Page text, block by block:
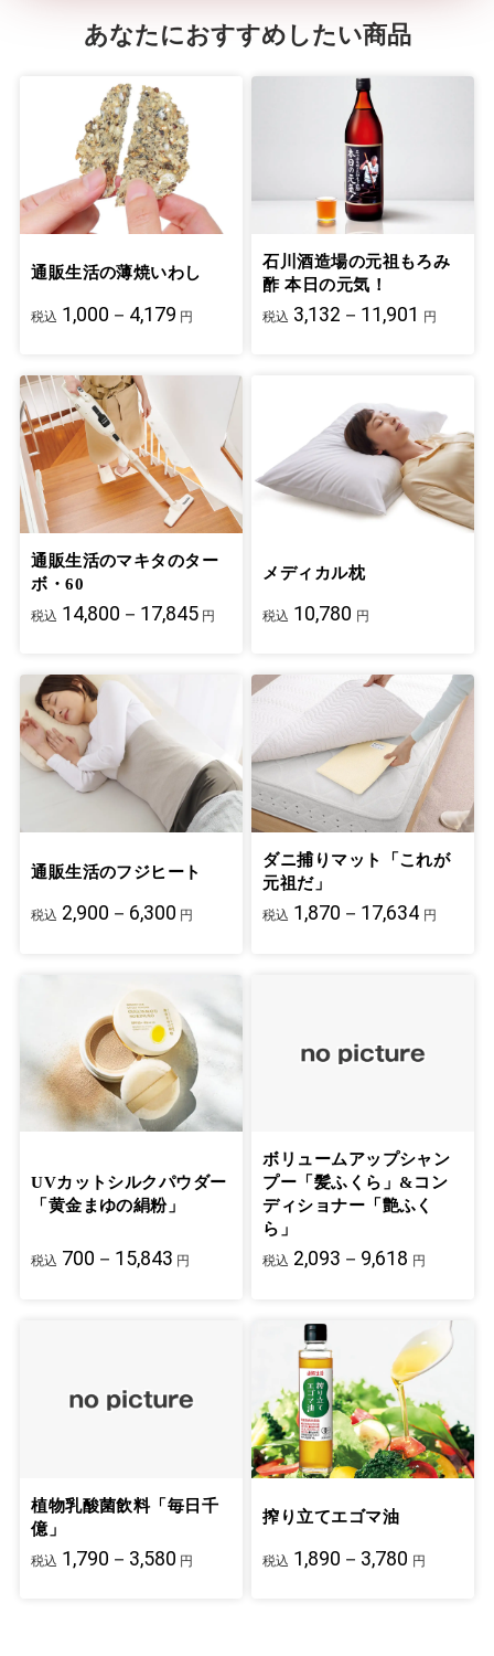
あなたにおすすめしたい商品
通販生活の薄焼いわし
税込 1,000－4,179 円
石川酒造場の元祖もろみ
酢 本日の元気！
税込 3,132－11,901 円
通販生活のマキタのター
ボ・60
税込 14,800－17,845 円
メディカル枕
税込 10,780 円
通販生活のフジヒート
税込 2,900－6,300 円
ダニ捕りマット「これが
元祖だ」
税込 1,870－17,634 円
UVカットシルクパウダー
「黄金まゆの絹粉」
税込 700－15,843 円
ボリュームアップシャン
プー「髪ふくら」&コン
ディショナー「艶ふく
ら」
税込 2,093－9,618 円
植物乳酸菌飲料「毎日千
億」
税込 1,790－3,580 円
搾り立てエゴマ油
税込 1,890－3,780 円